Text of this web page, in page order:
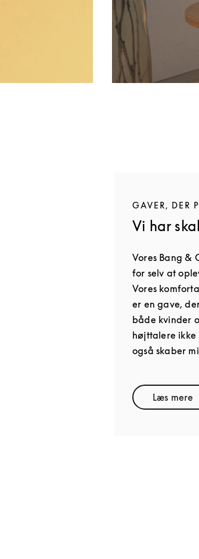
GAVER, DER
Vi har
Vores Bang &
for selv at
Vores
er en gave,
både kvinder
højttalere ikke
også skaber
Læs mere
Link